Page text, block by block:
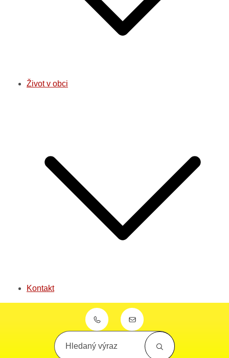
Život v obci
Kontakt
+420 553 776 181obec@budisovice.cz
Hledaný výraz